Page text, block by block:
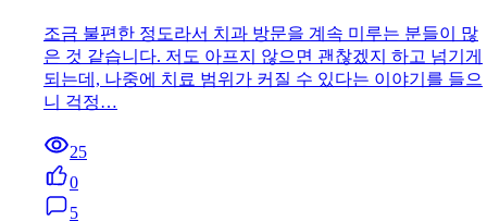
조금 불편한 정도라서 치과 방문을 계속 미루는 분들이 많
은 것 같습니다. 저도 아프지 않으면 괜찮겠지 하고 넘기게
되는데, 나중에 치료 범위가 커질 수 있다는 이야기를 들으
니 걱정…
25
0
5